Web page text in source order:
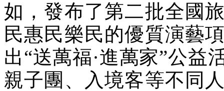
如，發布了第二批全國
民惠民樂民的優質演藝
出“送萬福·進萬家”公益
親子團、入境客等不同